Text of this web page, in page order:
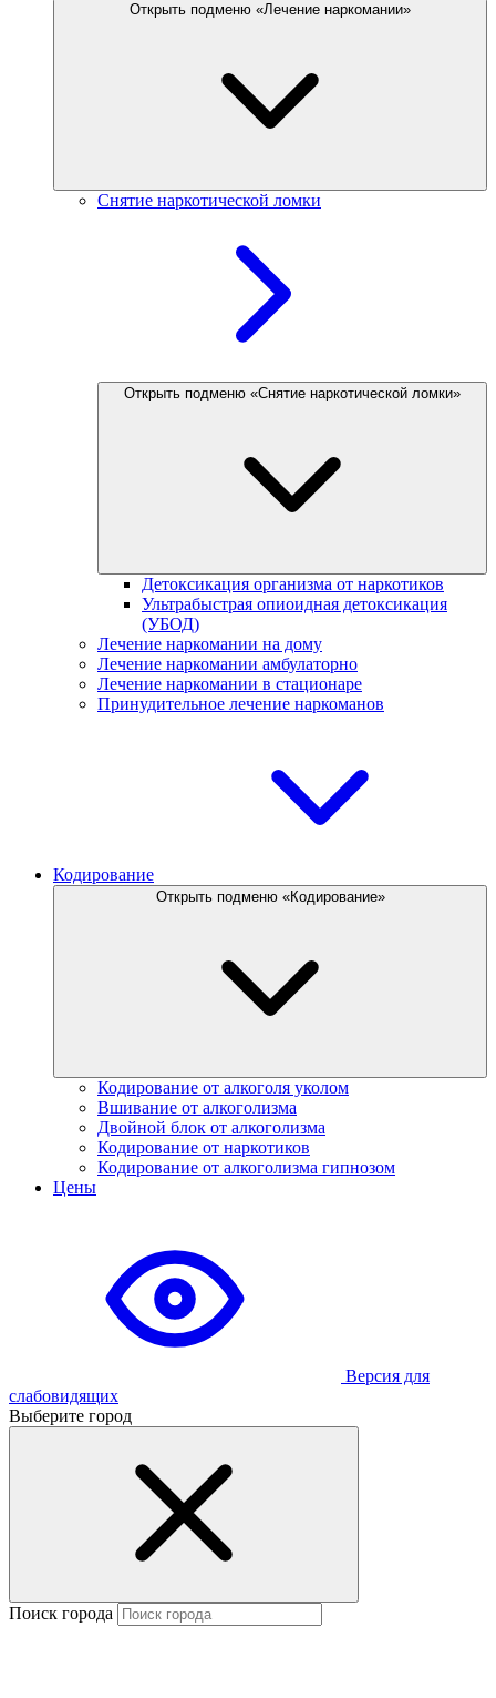
Открыть подменю «Лечение наркомании»
Снятие наркотической ломки
Открыть подменю «Снятие наркотической ломки»
Детоксикация организма от наркотиков
Ультрабыстрая опиоидная детоксикация
(УБОД)
Лечение наркомании на дому
Лечение наркомании амбулаторно
Лечение наркомании в стационаре
Принудительное лечение наркоманов
Кодирование
Открыть подменю «Кодирование»
Кодирование от алкоголя уколом
Вшивание от алкоголизма
Двойной блок от алкоголизма
Кодирование от наркотиков
Кодирование от алкоголизма гипнозом
Цены
Версия для
слабовидящих
Выберите город
Поиск города